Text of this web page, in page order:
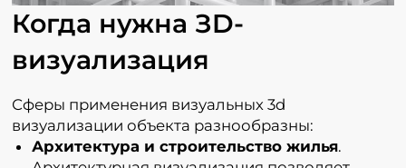
Когда нужна ЗD-
визуализация
Сферы применения визуальных 3d
визуализации объекта разнообразны:
Архитектура и строительство жилья.